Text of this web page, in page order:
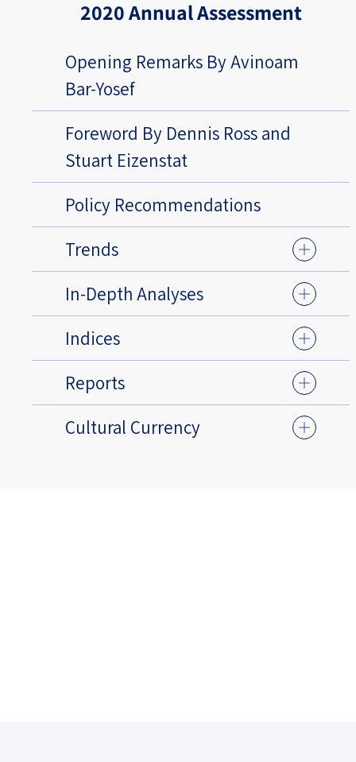
2020 Annual Assessment
Opening Remarks By Avinoam
Bar-Yosef
Foreword By Dennis Ross and
Stuart Eizenstat
Policy Recommendations
Trends
In-Depth Analyses
Indices
Reports
Cultural Currency